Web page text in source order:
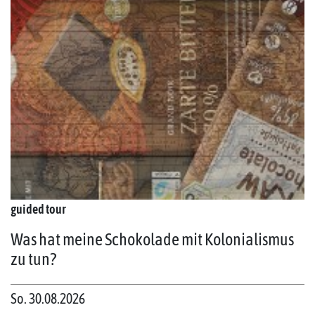
guided tour
Was hat meine Schokolade mit Kolonialismus
zu tun?
So. 30.08.2026